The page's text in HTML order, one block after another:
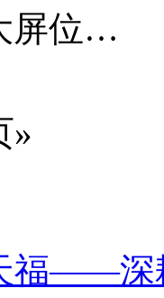
屏位…
»
福——深